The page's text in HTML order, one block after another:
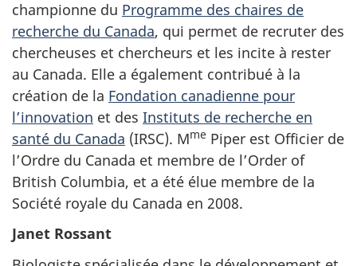
championne du Programme des chaires de
recherche du Canada, qui permet de recruter des
chercheuses et chercheurs et les incite à rester
au Canada. Elle a également contribué à la
création de la Fondation canadienne pour
l’innovation et des Instituts de recherche en
santé du Canada (IRSC). Mme Piper est Officier de
l’Ordre du Canada et membre de l’Order of
British Columbia, et a été élue membre de la
Société royale du Canada en 2008.
Janet Rossant